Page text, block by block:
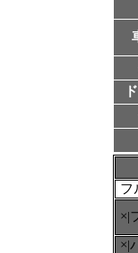
フ
×|
×|